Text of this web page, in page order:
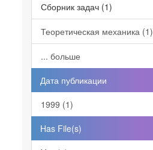
Сборник задач (1)
Теоретическая механика (1)
... больше
Дата публикации
1999 (1)
Has File(s)